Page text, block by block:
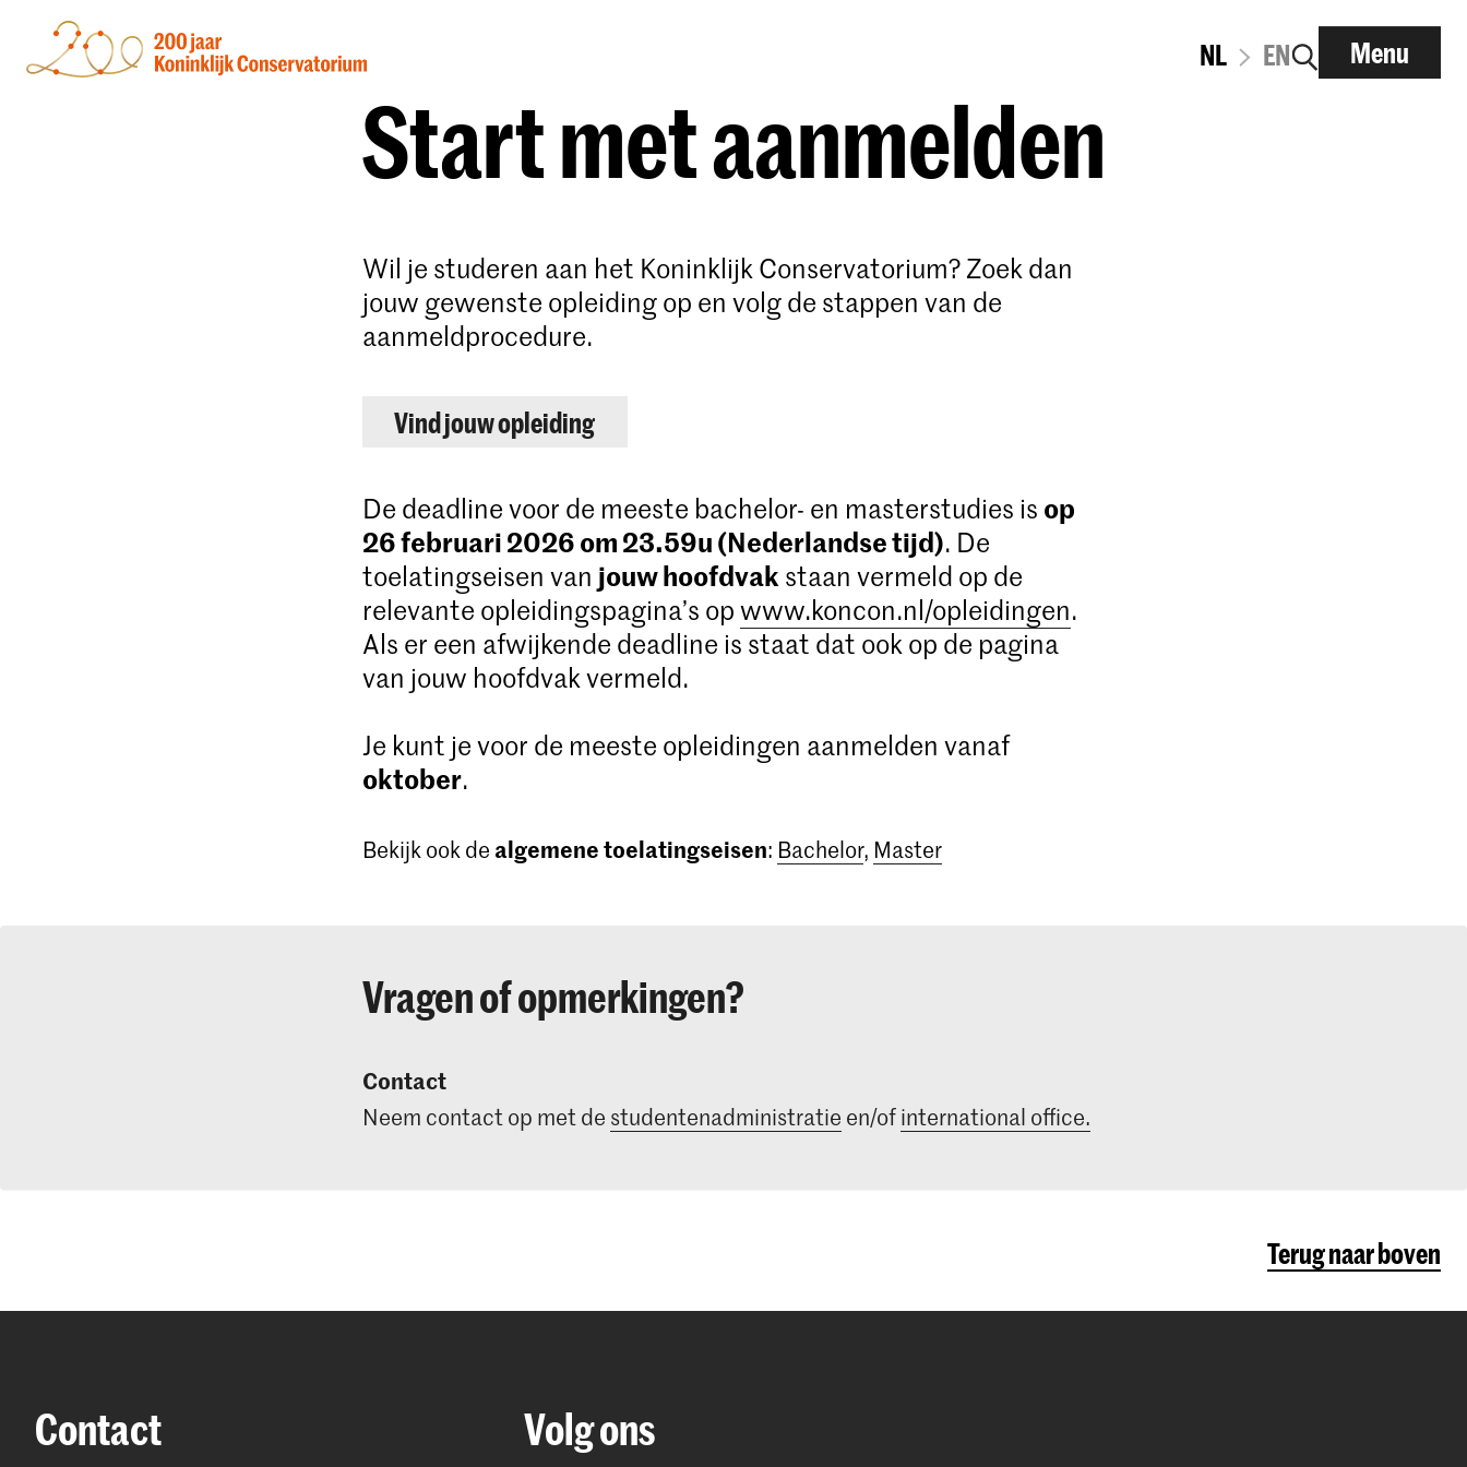
NL EN Menu
Start met aanmelden
Wil je studeren aan het Koninklijk Conservatorium? Zoek dan
jouw gewenste opleiding op en volg de stappen van de
aanmeldprocedure.
Vind jouw opleiding
De deadline voor de meeste bachelor- en masterstudies is op
26 februari 2026 om 23.59u (Nederlandse tijd). De
toelatingseisen van jouw hoofdvakstaan vermeld op de
relevante opleidingspagina’s opwww.koncon.nl/opleidingen.
Als er een afwijkende deadline is staat dat ook op de pagina
van jouw hoofdvak vermeld.
Je kunt je voor de meeste opleidingen aanmelden vanaf
oktober.
Bekijk ook de algemene toelatingseisen: Bachelor, Master
Vragen of opmerkingen?
Contact
Neem contact op met de studentenadministratie en/ofinternational office.
Terug naar boven
Contact Volg ons